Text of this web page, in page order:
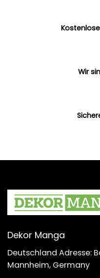
Wir
Dekor Manga
Deutschland Adresse:
Mannheim, Germany